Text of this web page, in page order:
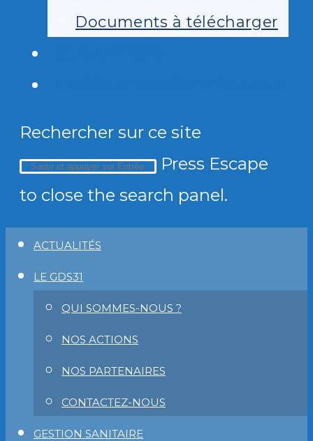
Documents à télécharger
Rechercher sur ce site
Press Escape
to close the search panel.
ACTUALITÉS
LE GDS31
QUI SOMMES-NOUS ?
NOS ACTIONS
NOS PARTENAIRES
CONTACTEZ-NOUS
GESTION SANITAIRE